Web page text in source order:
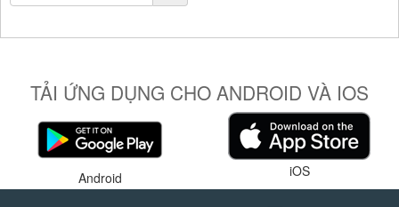
TẢI ỨNG DỤNG CHO ANDROID VÀ IOS
Android iOS